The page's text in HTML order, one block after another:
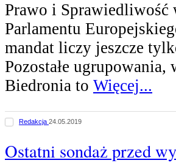
Prawo i
Parlamentu
mandat liczy jeszcze
Pozostałe ugrupowania,
Biedronia to Więcej...
Redakcja 24.05.2019
Ostatni sondaż przed